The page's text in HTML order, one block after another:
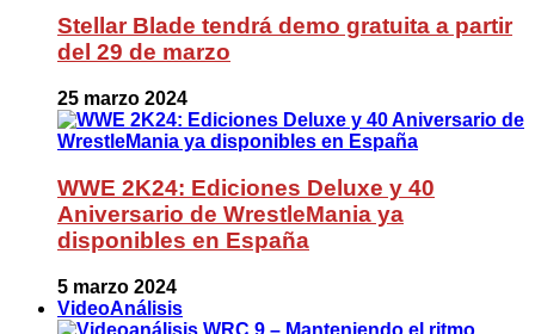
Stellar Blade tendrá demo gratuita a partir
del 29 de marzo
25 marzo 2024
WWE 2K24: Ediciones Deluxe y 40
Aniversario de WrestleMania ya
disponibles en España
5 marzo 2024
VideoAnálisis